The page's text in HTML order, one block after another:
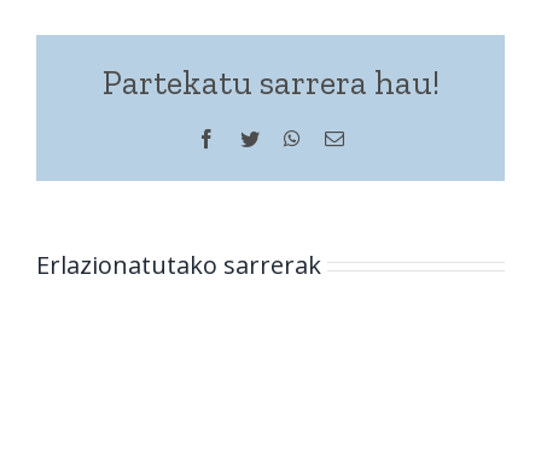
Partekatu sarrera hau!
Facebook
Twitter WhatsApp
Helbide
Erlazionatutako sarrerak